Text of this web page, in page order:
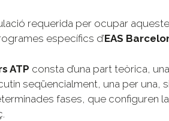
requerida per ocupar
específics d’EAS
ATP consta d’una part teòrica,
seqüencialment, una per
fases, que configuren